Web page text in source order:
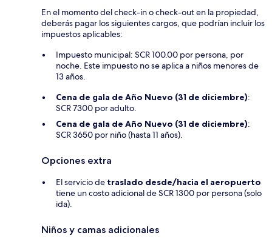
En el momento del check-in o check-out en la propiedad,
deberás pagar los siguientes cargos, que podrían incluir los
impuestos aplicables:
Impuesto municipal: SCR 100.00 por persona, por
noche. Este impuesto no se aplica a niños menores de
13 años.
Cena de gala de Año Nuevo (31 de diciembre):
SCR 7300 por adulto.
Cena de gala de Año Nuevo (31 de diciembre):
SCR 3650 por niño (hasta 11 años).
Opciones extra
El servicio de traslado desde/hacia el aeropuerto
tiene un costo adicional de SCR 1300 por persona (solo
ida).
Niños y camas adicionales